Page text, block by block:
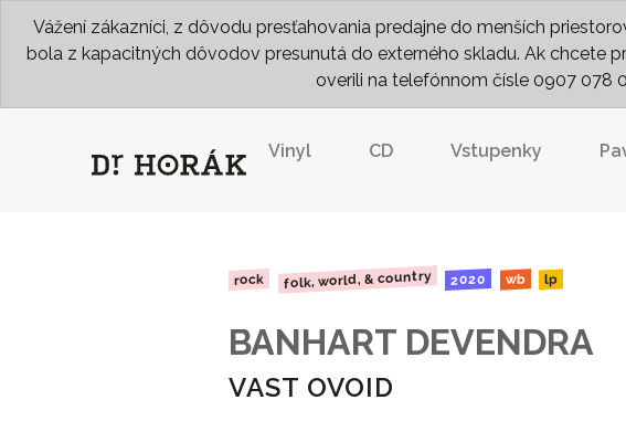
Vážení zákazníci, z dôvodu presťahovania predajne do menších
bola z kapacitných dôvodov presunutá do externého skladu. Ak chcete
overili na telefónnom čísle 0907 078
Vinyl CD Vstupenky
rock folk, world, & country 2020 wb lp
BANHART DEVENDRA
VAST OVOID